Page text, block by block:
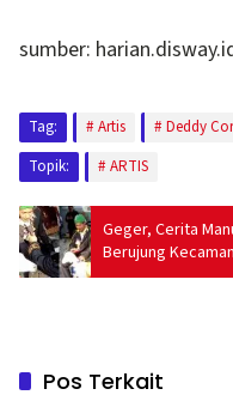
sumber:
Tag: Artis Deddy
Topik:
ARTIS
Geger, Cerita
Berujung Kecaman
Pos Terkait